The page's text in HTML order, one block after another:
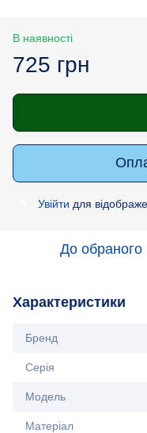
В наявності
725 грн
Увійти для
До обраного
Характеристики
Бренд
Серія
Модель
Матеріал